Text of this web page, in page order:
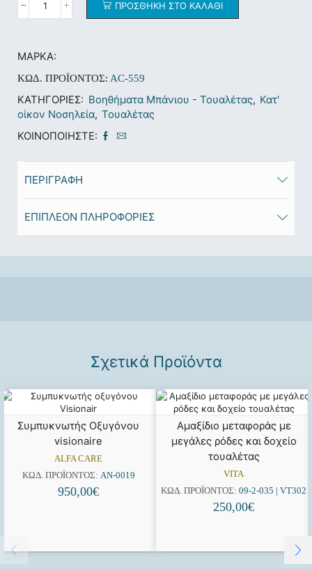
ΠΡΟΣΘΉΚΗ ΣΤΟ ΚΑΛΆΘΙ
ΜΆΡΚΑ:
ΚΩΔ. ΠΡΟΪΌΝΤΟΣ: AC-559
ΚΑΤΗΓΟΡΊΕΣ: Βοηθήματα Μπάνιου - Τουαλέτας, Κατ'
οίκον Νοσηλεία, Τουαλέτας
ΚΟΙΝΟΠΟΙΉΣΤΕ:
ΠΕΡΙΓΡΑΦΉ
ΕΠΙΠΛΈΟΝ ΠΛΗΡΟΦΟΡΊΕΣ
Σχετικά Προϊόντα
Συμπυκνωτής Οξυγόνου
visionaire
ALFA CARE
ΚΩΔ. ΠΡΟΪΌΝΤΟΣ: AN-0019
950,00€
Αμαξίδιο μεταφοράς με
μεγάλες ρόδες και δοχείο
τουαλέτας
VITA
ΚΩΔ. ΠΡΟΪΌΝΤΟΣ: 09-2-035 | VT302
250,00€